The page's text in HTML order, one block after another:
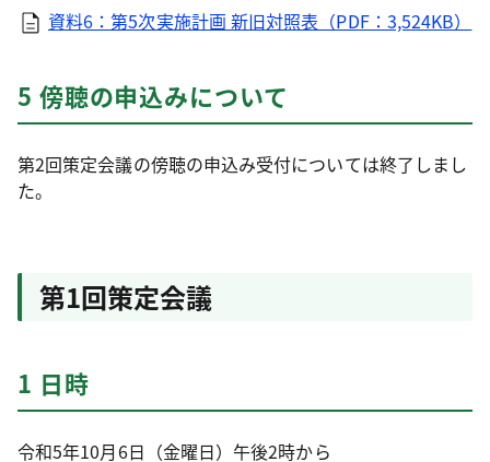
資料6：第5次実施計画 新旧対照表（PDF：3,524KB）
5 傍聴の申込みについて
第2回策定会議の傍聴の申込み受付については終了しまし
た。
第1回策定会議
1 日時
令和5年10月6日（金曜日）午後2時から